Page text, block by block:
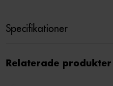
Specifikationer
Relaterade produkter